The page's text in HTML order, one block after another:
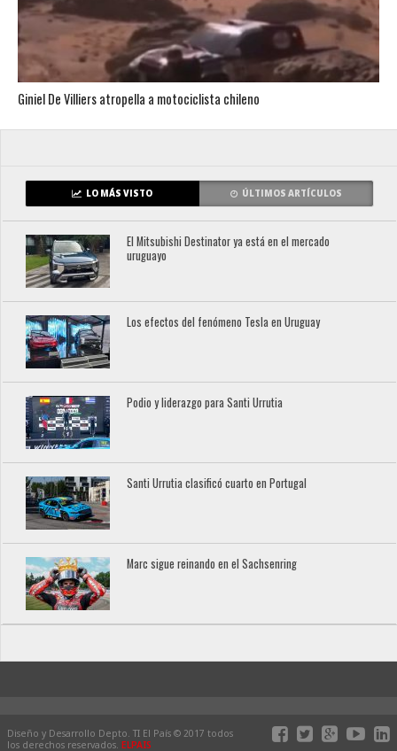
Giniel De Villiers atropella a motociclista chileno
LO MÁS VISTO ÚLTIMOS ARTÍCULOS
El Mitsubishi Destinator ya está en el mercado
uruguayo
Los efectos del fenómeno Tesla en Uruguay
Podio y liderazgo para Santi Urrutia
Santi Urrutia clasificó cuarto en Portugal
Marc sigue reinando en el Sachsenring
Diseño y Desarrollo Depto. TI El País © 2017 todos
los derechos reservados. ELPAIS